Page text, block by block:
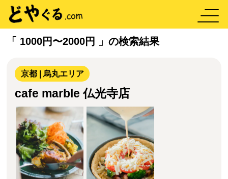
「 1000円〜2000円 」の検索結果
京都 | 烏丸エリア
cafe marble 仏光寺店